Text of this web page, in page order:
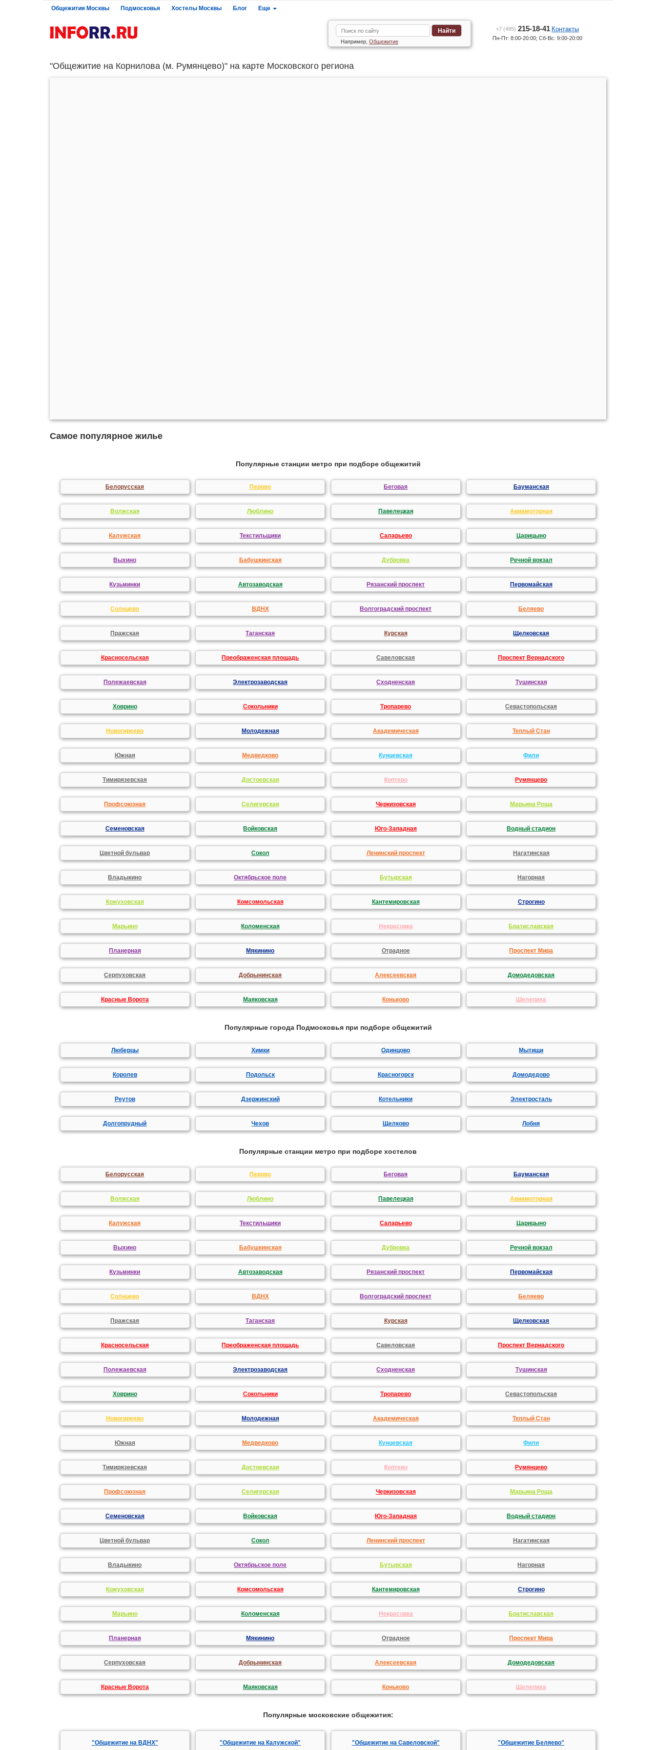
Общежития Москвы Подмосковья Хостелы Москвы Блог Еще
Найти
Например, Общежитие
+7 (495) 215-18-41 Контакты
Пн-Пт: 8:00-20:00; Сб-Вс: 9:00-20:00
"Общежитие на Корнилова (м. Румянцево)" на карте Московского региона
Самое популярное жилье
Популярные станции метро при подборе общежитий
Белорусская Перово Беговая Бауманская
Волжская Люблино Павелецкая Авиамоторная
Калужская Текстильщики Саларьево Царицыно
Выхино Бабушкинская Дубровка Речной вокзал
Кузьминки Автозаводская Рязанский проспект Первомайская
Солнцево ВДНХ Волгоградский проспект Беляево
Пражская Таганская Курская Щелковская
Красносельская Преображенская площадь Савеловская Проспект Вернадского
Полежаевская Электрозаводская Сходненская Тушинская
Ховрино Сокольники Тропарево Севастопольская
Новогиреево Молодежная Академическая Теплый Стан
Южная Медведково Кунцевская Фили
Тимирязевская Достоевская Коптево Румянцево
Профсоюзная Селигерская Черкизовская Марьина Роща
Семеновская Войковская Юго-Западная Водный стадион
Цветной бульвар Сокол Ленинский проспект Нагатинская
Владыкино Октябрьское поле Бутырская Нагорная
Кожуховская Комсомольская Кантемировская Строгино
Марьино Коломенская Некрасовка Братиславская
Планерная Мякинино Отрадное Проспект Мира
Серпуховская Добрынинская Алексеевская Домодедовская
Красные Ворота Маяковская Коньково Шелепиха
Популярные города Подмосковья при подборе общежитий
Люберцы Химки Одинцово Мытищи
Королев Подольск Красногорск Домодедово
Реутов Дзержинский Котельники Электросталь
Долгопрудный Чехов Щелково Лобня
Популярные станции метро при подборе хостелов
Белорусская Перово Беговая Бауманская
Волжская Люблино Павелецкая Авиамоторная
Калужская Текстильщики Саларьево Царицыно
Выхино Бабушкинская Дубровка Речной вокзал
Кузьминки Автозаводская Рязанский проспект Первомайская
Солнцево ВДНХ Волгоградский проспект Беляево
Пражская Таганская Курская Щелковская
Красносельская Преображенская площадь Савеловская Проспект Вернадского
Полежаевская Электрозаводская Сходненская Тушинская
Ховрино Сокольники Тропарево Севастопольская
Новогиреево Молодежная Академическая Теплый Стан
Южная Медведково Кунцевская Фили
Тимирязевская Достоевская Коптево Румянцево
Профсоюзная Селигерская Черкизовская Марьина Роща
Семеновская Войковская Юго-Западная Водный стадион
Цветной бульвар Сокол Ленинский проспект Нагатинская
Владыкино Октябрьское поле Бутырская Нагорная
Кожуховская Комсомольская Кантемировская Строгино
Марьино Коломенская Некрасовка Братиславская
Планерная Мякинино Отрадное Проспект Мира
Серпуховская Добрынинская Алексеевская Домодедовская
Красные Ворота Маяковская Коньково Шелепиха
Популярные московские общежития:
"Общежитие на ВДНХ" "Общежитие на Калужской" "Общежитие на Савеловской" "Общежитие Беляево"